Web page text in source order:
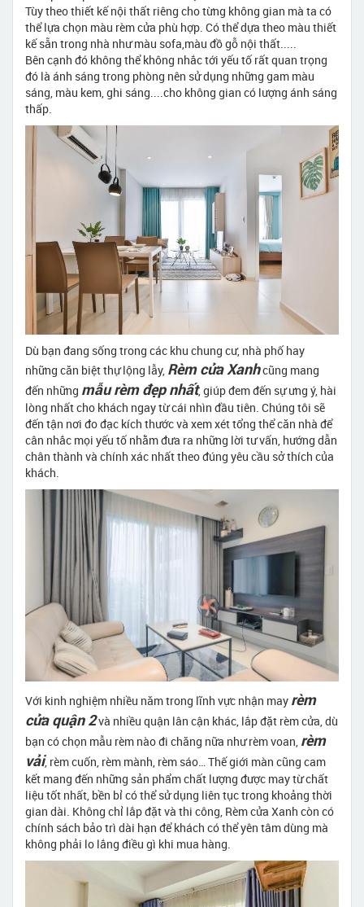
Tùy theo thiết kế nội thất riêng cho từng không gian mà ta có
thể lựa chọn màu rèm cửa phù hợp. Có thể dựa theo màu thiết
kế sẵn trong nhà như màu sofa,màu đồ gỗ nội thất.....
Bên cạnh đó không thể không nhắc tới yếu tố rất quan trọng
đó là ánh sáng trong phòng nên sử dụng những gam màu
sáng, màu kem, ghi sáng....cho không gian có lượng ánh sáng
thấp.
Dù bạn đang sống trong các khu chung cư, nhà phố hay
những căn biệt thự lộng lẫy, Rèm cửa Xanhcũng mang
đến những mẫu rèm đẹp nhất, giúp đem đến sự ưng ý, hài
lòng nhất cho khách ngay từ cái nhìn đầu tiên. Chúng tôi sẽ
đến tận nơi đo đạc kích thước và xem xét tổng thể căn nhà để
cân nhắc mọi yếu tố nhằm đưa ra những lời tư vấn, hướng dẫn
chân thành và chính xác nhất theo đúng yêu cầu sở thích của
khách.
Với kinh nghiệm nhiều năm trong lĩnh vực nhận may rèm
cửa quận 2và nhiều quận lân cận khác, lắp đặt rèm cửa, dù
bạn có chọn mẫu rèm nào đi chăng nữa như rèm voan, rèm
vải, rèm cuốn, rèm mành, rèm sáo… Thế giới màn cũng cam
kết mang đến những sản phẩm chất lượng được may từ chất
liệu tốt nhất, bền bỉ có thể sử dụng liên tục trong khoảng thời
gian dài. Không chỉ lắp đặt và thi công, Rèm cửa Xanh còn có
chính sách bảo trì dài hạn để khách có thể yên tâm dùng mà
không phải lo lắng điều gì khi mua hàng.